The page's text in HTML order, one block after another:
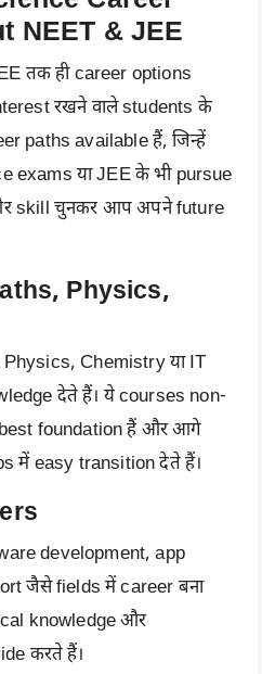
NEET & JEE
तक ही career options
रखने वाले students के
paths available हैं, जिन्हें
exams या JEE के भी pursue
skill चुनकर आप अपने future
Physics,
Chemistry या IT
देते हैं। ये courses non-
foundation हैं और आगे
में easy transition देते हैं।
development, app
जैसे fields में career बना
knowledge और
करते हैं।